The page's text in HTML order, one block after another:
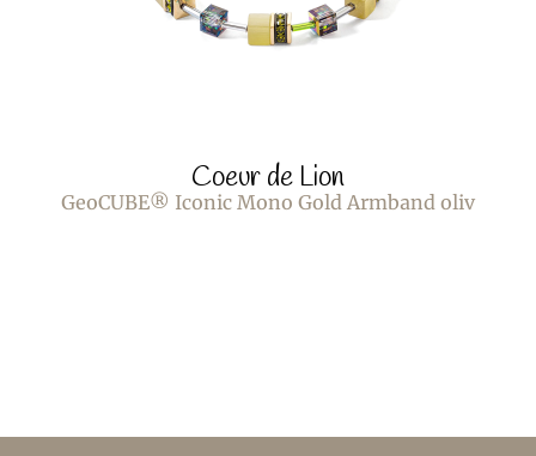
Coeur de Lion
GeoCUBE® Iconic Mono Gold Armband oliv